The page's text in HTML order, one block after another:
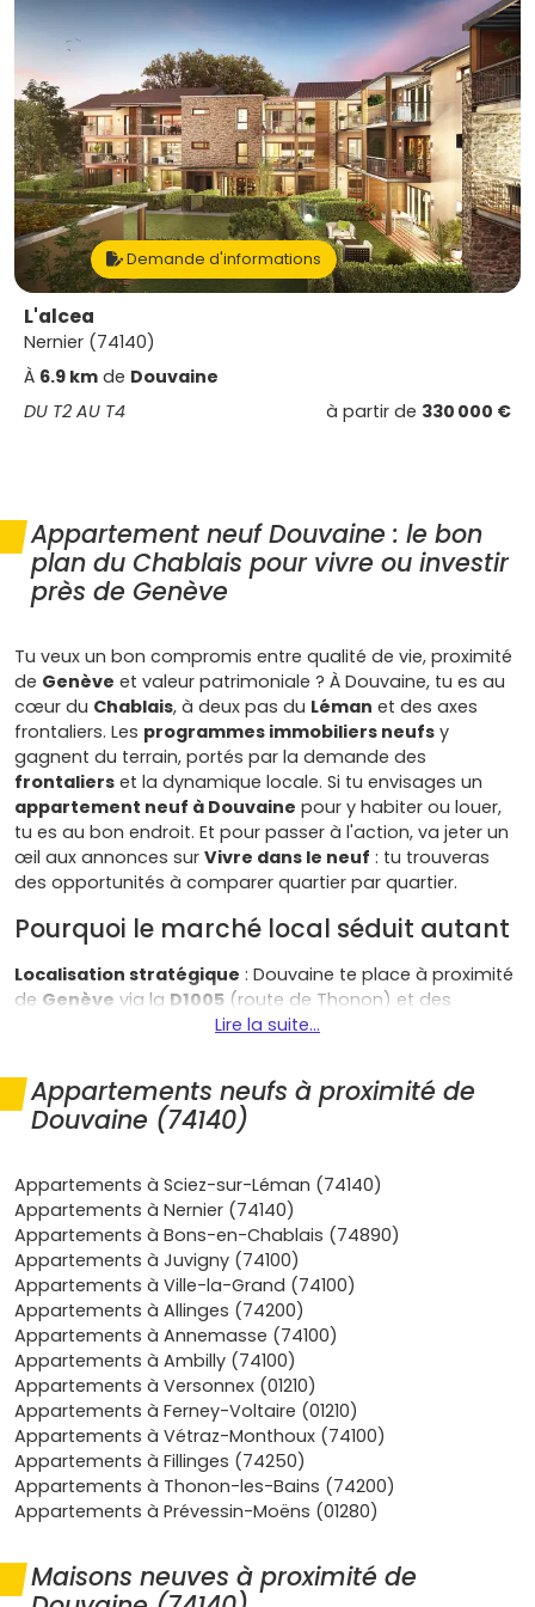
Demande d'informations
L'alcea
Nernier (74140)
À 6.9 km de Douvaine
DU T2 AU T4
à partir de 330 000 €
Appartement neuf Douvaine : le bon
plan du Chablais pour vivre ou investir
près de Genève
Tu veux un bon compromis entre qualité de vie, proximité
de Genève et valeur patrimoniale ? À Douvaine, tu es au
cœur du Chablais, à deux pas du Léman et des axes
frontaliers. Les programmes immobiliers neufs y
gagnent du terrain, portés par la demande des
frontaliers et la dynamique locale. Si tu envisages un
appartement neuf à Douvaine pour y habiter ou louer,
tu es au bon endroit. Et pour passer à l'action, va jeter un
œil aux annonces sur Vivre dans le neuf : tu trouveras
des opportunités à comparer quartier par quartier.
Pourquoi le marché local séduit autant
Localisation stratégique : Douvaine te place à proximité
de Genève via la D1005 (route de Thonon) et des
Veigy-FoncenexetChens-sur-Léman
Chablais
) pour les déplacements
quotidiens.
actifs du bassin genevois dope les taux d'occupation
surtout sur les T1/T2proches des services et des arrêts
de bus transfrontaliers.
Confort et performances: unlogement neuf RE 2020
t'assure isolation, confort acoustique et charges
maîtrisées, idéal pour un achat serein ou un
investissement locatifsans travaux.
Fiscalité et frais : le neuf bénéficie de
réduitsà2 à 3 % . Pour l'achat en résidence principale, le
PTZ 2024-2027peut compléter ton financement si tu es
éligible.
Tendances du marché: lespromoteurs livrent des
résidences à taille humaine avec
espaces extérieurs
secteur lémanique.
Lire la suite...
Appartements neufs à proximité de
Douvaine (74140)
Appartements à Sciez-sur-Léman (74140)
Appartements à Nernier (74140)
Appartements à Bons-en-Chablais (74890)
Appartements à Juvigny (74100)
Appartements à Ville-la-Grand (74100)
Appartements à Allinges (74200)
Appartements à Annemasse (74100)
Appartements à Ambilly (74100)
Appartements à Versonnex (01210)
Appartements à Ferney-Voltaire (01210)
Appartements à Vétraz-Monthoux (74100)
Appartements à Fillinges (74250)
Appartements à Thonon-les-Bains (74200)
Appartements à Prévessin-Moëns (01280)
Maisons neuves à proximité de